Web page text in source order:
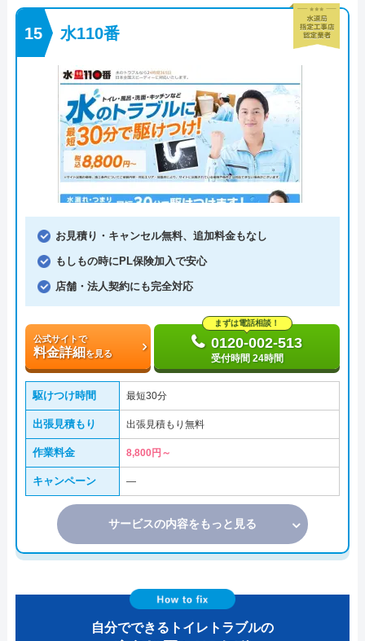
水110番
お見積り・キャンセル無料、追加料金もなし
もしもの時にPL保険加入で安心
店舗・法人契約にも完全対応
公式サイトで
料金詳細を見る
まずは電話相談！
0120-002-513
受付時間 24時間
駆けつけ時間 最短30分
出張見積もり 出張見積もり無料
作業料金 8,800円～
キャンペーン ―
サービスの内容をもっと見る
自分でできるトイレトラブルの